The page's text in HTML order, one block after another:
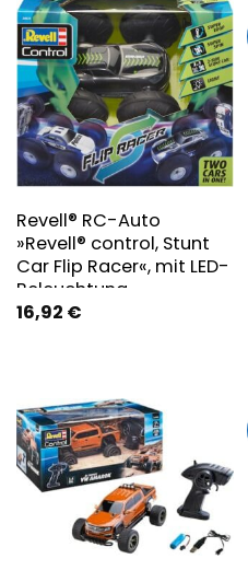
Revell® RC-Auto
»Revell® control, Stunt
Car Flip Racer«, mit LED-
Beleuchtung
16,92 €